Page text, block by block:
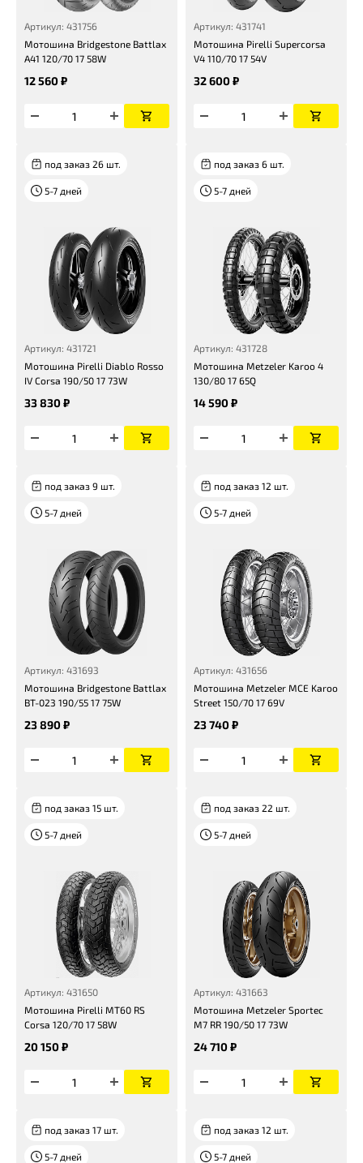
Артикул: 431756
Мотошина Bridgestone Battlax
A41 120/70 17 58W
12 560 ₽
Артикул: 431741
Мотошина Pirelli Supercorsa
V4 110/70 17 54V
32 600 ₽
под заказ 26 шт.
5-7 дней
Артикул: 431721
Мотошина Pirelli Diablo Rosso
IV Corsa 190/50 17 73W
33 830 ₽
под заказ 6 шт.
5-7 дней
Артикул: 431728
Мотошина Metzeler Karoo 4
130/80 17 65Q
14 590 ₽
под заказ 9 шт.
5-7 дней
Артикул: 431693
Мотошина Bridgestone Battlax
BT-023 190/55 17 75W
23 890 ₽
под заказ 12 шт.
5-7 дней
Артикул: 431656
Мотошина Metzeler MCE Karoo
Street 150/70 17 69V
23 740 ₽
под заказ 15 шт.
5-7 дней
Артикул: 431650
Мотошина Pirelli MT60 RS
Corsa 120/70 17 58W
20 150 ₽
под заказ 22 шт.
5-7 дней
Артикул: 431663
Мотошина Metzeler Sportec
M7 RR 190/50 17 73W
24 710 ₽
под заказ 17 шт.
5-7 дней
под заказ 12 шт.
5-7 дней